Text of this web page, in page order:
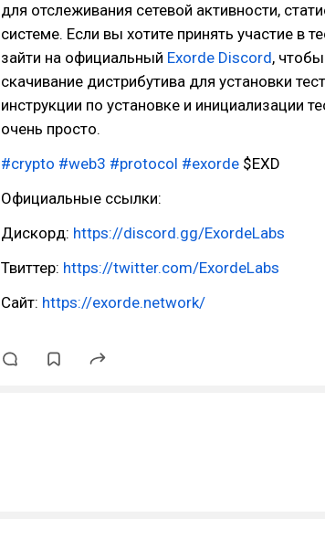
для отслеживания сетевой активности,
системе. Если вы хотите принять участие в
зайти на официальный Exorde Discord,
скачивание дистрибутива для установки
инструкции по установке и инициализации
очень просто.
#crypto #web3 #protocol #exorde $EXD
Официальные ссылки:
Дискорд: https://discord.gg/ExordeLabs
Твиттер: https://twitter.com/ExordeLabs
Сайт: https://exorde.network/